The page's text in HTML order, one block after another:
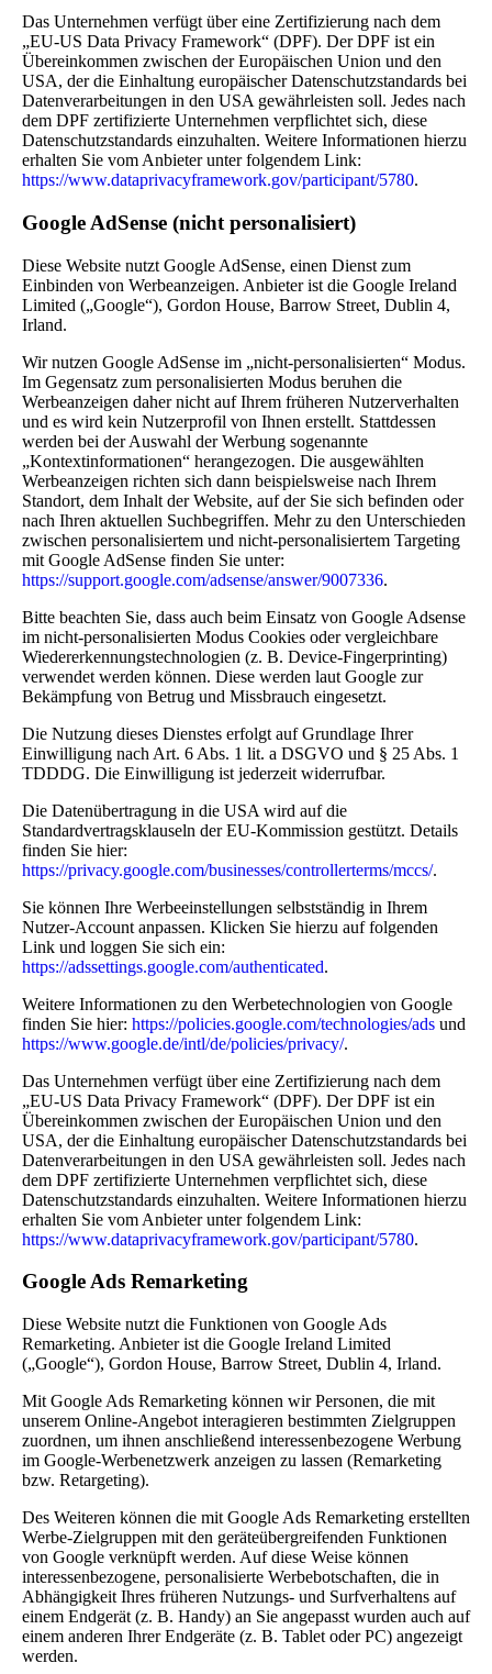
Das Unternehmen verfügt über eine Zertifizierung nach dem
„EU-US Data Privacy Framework“ (DPF). Der DPF ist ein
Übereinkommen zwischen der Europäischen Union und den
USA, der die Einhaltung europäischer Datenschutzstandards bei
Datenverarbeitungen in den USA gewährleisten soll. Jedes nach
dem DPF zertifizierte Unternehmen verpflichtet sich, diese
Datenschutzstandards einzuhalten. Weitere Informationen hierzu
erhalten Sie vom Anbieter unter folgendem Link:
https://www.dataprivacyframework.gov/participant/5780.
Google AdSense (nicht personalisiert)
Diese Website nutzt Google AdSense, einen Dienst zum
Einbinden von Werbeanzeigen. Anbieter ist die Google Ireland
Limited („Google“), Gordon House, Barrow Street, Dublin 4,
Irland.
Wir nutzen Google AdSense im „nicht-personalisierten“ Modus.
Im Gegensatz zum personalisierten Modus beruhen die
Werbeanzeigen daher nicht auf Ihrem früheren Nutzerverhalten
und es wird kein Nutzerprofil von Ihnen erstellt. Stattdessen
werden bei der Auswahl der Werbung sogenannte
„Kontextinformationen“ herangezogen. Die ausgewählten
Werbeanzeigen richten sich dann beispielsweise nach Ihrem
Standort, dem Inhalt der Website, auf der Sie sich befinden oder
nach Ihren aktuellen Suchbegriffen. Mehr zu den Unterschieden
zwischen personalisiertem und nicht-personalisiertem Targeting
mit Google AdSense finden Sie unter:
https://support.google.com/adsense/answer/9007336.
Bitte beachten Sie, dass auch beim Einsatz von Google Adsense
im nicht-personalisierten Modus Cookies oder vergleichbare
Wiedererkennungstechnologien (z. B. Device-Fingerprinting)
verwendet werden können. Diese werden laut Google zur
Bekämpfung von Betrug und Missbrauch eingesetzt.
Die Nutzung dieses Dienstes erfolgt auf Grundlage Ihrer
Einwilligung nach Art. 6 Abs. 1 lit. a DSGVO und § 25 Abs. 1
TDDDG. Die Einwilligung ist jederzeit widerrufbar.
Die Datenübertragung in die USA wird auf die
Standardvertragsklauseln der EU-Kommission gestützt. Details
finden Sie hier:
https://privacy.google.com/businesses/controllerterms/mccs/.
Sie können Ihre Werbeeinstellungen selbstständig in Ihrem
Nutzer-Account anpassen. Klicken Sie hierzu auf folgenden
Link und loggen Sie sich ein:
https://adssettings.google.com/authenticated.
Weitere Informationen zu den Werbetechnologien von Google
finden Sie hier: https://policies.google.com/technologies/ads und
https://www.google.de/intl/de/policies/privacy/.
Das Unternehmen verfügt über eine Zertifizierung nach dem
„EU-US Data Privacy Framework“ (DPF). Der DPF ist ein
Übereinkommen zwischen der Europäischen Union und den
USA, der die Einhaltung europäischer Datenschutzstandards bei
Datenverarbeitungen in den USA gewährleisten soll. Jedes nach
dem DPF zertifizierte Unternehmen verpflichtet sich, diese
Datenschutzstandards einzuhalten. Weitere Informationen hierzu
erhalten Sie vom Anbieter unter folgendem Link:
https://www.dataprivacyframework.gov/participant/5780.
Google Ads Remarketing
Diese Website nutzt die Funktionen von Google Ads
Remarketing. Anbieter ist die Google Ireland Limited
(„Google“), Gordon House, Barrow Street, Dublin 4, Irland.
Mit Google Ads Remarketing können wir Personen, die mit
unserem Online-Angebot interagieren bestimmten Zielgruppen
zuordnen, um ihnen anschließend interessenbezogene Werbung
im Google-Werbenetzwerk anzeigen zu lassen (Remarketing
bzw. Retargeting).
Des Weiteren können die mit Google Ads Remarketing erstellten
Werbe-Zielgruppen mit den geräteübergreifenden Funktionen
von Google verknüpft werden. Auf diese Weise können
interessenbezogene, personalisierte Werbebotschaften, die in
Abhängigkeit Ihres früheren Nutzungs- und Surfverhaltens auf
einem Endgerät (z. B. Handy) an Sie angepasst wurden auch auf
einem anderen Ihrer Endgeräte (z. B. Tablet oder PC) angezeigt
werden.